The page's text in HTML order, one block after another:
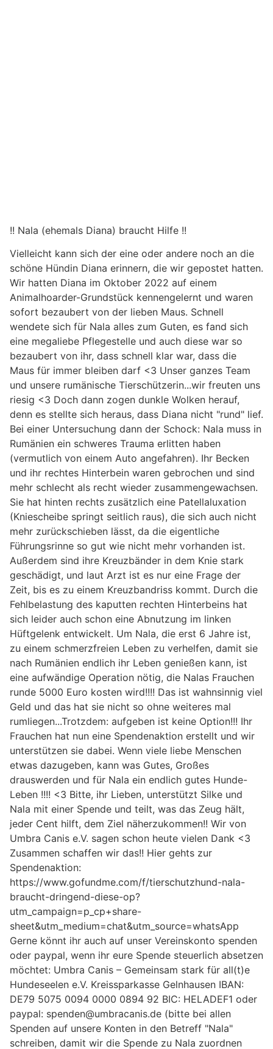
!! Nala (ehemals Diana) braucht Hilfe !!
Vielleicht kann sich der eine oder andere noch an die
schöne Hündin Diana erinnern, die wir gepostet hatten.
Wir hatten Diana im Oktober 2022 auf einem
Animalhoarder-Grundstück kennengelernt und waren
sofort bezaubert von der lieben Maus. Schnell
wendete sich für Nala alles zum Guten, es fand sich
eine megaliebe Pflegestelle und auch diese war so
bezaubert von ihr, dass schnell klar war, dass die
Maus für immer bleiben darf <3 Unser ganzes Team
und unsere rumänische Tierschützerin...wir freuten uns
riesig <3 Doch dann zogen dunkle Wolken herauf,
denn es stellte sich heraus, dass Diana nicht "rund" lief.
Bei einer Untersuchung dann der Schock: Nala muss in
Rumänien ein schweres Trauma erlitten haben
(vermutlich von einem Auto angefahren). Ihr Becken
und ihr rechtes Hinterbein waren gebrochen und sind
mehr schlecht als recht wieder zusammengewachsen.
Sie hat hinten rechts zusätzlich eine Patellaluxation
(Kniescheibe springt seitlich raus), die sich auch nicht
mehr zurückschieben lässt, da die eigentliche
Führungsrinne so gut wie nicht mehr vorhanden ist.
Außerdem sind ihre Kreuzbänder in dem Knie stark
geschädigt, und laut Arzt ist es nur eine Frage der
Zeit, bis es zu einem Kreuzbandriss kommt. Durch die
Fehlbelastung des kaputten rechten Hinterbeins hat
sich leider auch schon eine Abnutzung im linken
Hüftgelenk entwickelt. Um Nala, die erst 6 Jahre ist,
zu einem schmerzfreien Leben zu verhelfen, damit sie
nach Rumänien endlich ihr Leben genießen kann, ist
eine aufwändige Operation nötig, die Nalas Frauchen
runde 5000 Euro kosten wird!!!! Das ist wahnsinnig viel
Geld und das hat sie nicht so ohne weiteres mal
rumliegen...Trotzdem: aufgeben ist keine Option!!! Ihr
Frauchen hat nun eine Spendenaktion erstellt und wir
unterstützen sie dabei. Wenn viele liebe Menschen
etwas dazugeben, kann was Gutes, Großes
drauswerden und für Nala ein endlich gutes Hunde-
Leben !!!! <3 Bitte, ihr Lieben, unterstützt Silke und
Nala mit einer Spende und teilt, was das Zeug hält,
jeder Cent hilft, dem Ziel näherzukommen!! Wir von
Umbra Canis e.V. sagen schon heute vielen Dank <3
Zusammen schaffen wir das!! Hier gehts zur
Spendenaktion:
https://www.gofundme.com/f/tierschutzhund-nala-
braucht-dringend-diese-op?
utm_campaign=p_cp+share-
sheet&utm_medium=chat&utm_source=whatsApp
Gerne könnt ihr auch auf unser Vereinskonto spenden
oder paypal, wenn ihr eure Spende steuerlich absetzen
möchtet: Umbra Canis – Gemeinsam stark für all(t)e
Hundeseelen e.V. Kreissparkasse Gelnhausen IBAN:
DE79 5075 0094 0000 0894 92 BIC: HELADEF1 oder
paypal: spenden@umbracanis.de (bitte bei allen
Spenden auf unsere Konten in den Betreff "Nala"
schreiben, damit wir die Spende zu Nala zuordnen